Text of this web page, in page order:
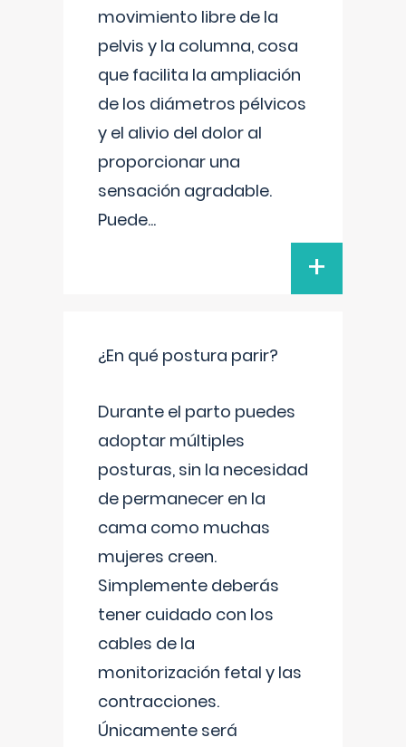
movimiento libre de la
pelvis y la columna, cosa
que facilita la ampliación
de los diámetros pélvicos
y el alivio del dolor al
proporcionar una
sensación agradable.
Puede...
+
¿En qué postura parir?
Durante el parto puedes
adoptar múltiples
posturas, sin la necesidad
de permanecer en la
cama como muchas
mujeres creen.
Simplemente deberás
tener cuidado con los
cables de la
monitorización fetal y las
contracciones.
Únicamente será